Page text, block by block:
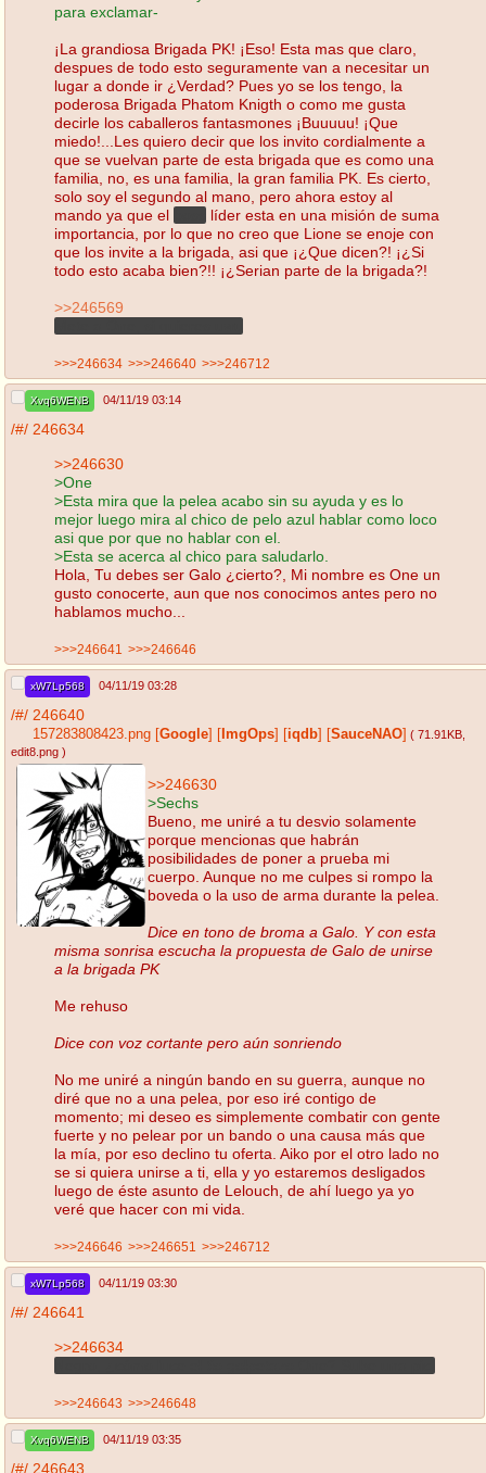
para exclamar-
¡La grandiosa Brigada PK! ¡Eso! Esta mas que claro,
despues de todo esto seguramente van a necesitar un
lugar a donde ir ¿Verdad? Pues yo se los tengo, la
poderosa Brigada Phatom Knigth o como me gusta
decirle los caballeros fantasmones ¡Buuuuu! ¡Que
miedo!...Les quiero decir que los invito cordialmente a
que se vuelvan parte de esta brigada que es como una
familia, no, es una familia, la gran familia PK. Es cierto,
solo soy el segundo al mano, pero ahora estoy al
mando ya que el
líder esta en una misión de suma
importancia, por lo que no creo que Lione se enoje con
que los invite a la brigada, asi que ¡¿Que dicen?! ¡¿Si
todo esto acaba bien?!! ¡¿Serian parte de la brigada?!
>>246569
>>>246634 >>>246640 >>>246712
Xvq6WENB 04/11/19 03:14
/#/ 246634
>>246630
>One
>Esta mira que la pelea acabo sin su ayuda y es lo
mejor luego mira al chico de pelo azul hablar como loco
asi que por que no hablar con el.
>Esta se acerca al chico para saludarlo.
Hola, Tu debes ser Galo ¿cierto?, Mi nombre es One un
gusto conocerte, aun que nos conocimos antes pero no
hablamos mucho...
>>>246641 >>>246646
xW7Lp568 04/11/19 03:28
/#/ 246640
157283808423.png Google ImgOps iqdb SauceNAO ( 71.91KB
edit8.png )
>>246630
>Sechs
Bueno, me uniré a tu desvio solamente
porque mencionas que habrán
posibilidades de poner a prueba mi
cuerpo. Aunque no me culpes si rompo la
boveda o la uso de arma durante la pelea.
Dice en tono de broma a Galo. Y con esta
misma sonrisa escucha la propuesta de Galo de unirse
a la brigada PK
Me rehuso
Dice con voz cortante pero aún sonriendo
No me uniré a ningún bando en su guerra, aunque no
diré que no a una pelea, por eso iré contigo de
momento; mi deseo es simplemente combatir con gente
fuerte y no pelear por un bando o una causa más que
la mía, por eso declino tu oferta. Aiko por el otro lado no
se si quiera unirse a ti, ella y yo estaremos desligados
luego de éste asunto de Lelouch, de ahí luego ya yo
veré que hacer con mi vida.
>>>246646 >>>246651 >>>246712
xW7Lp568 04/11/19 03:30
/#/ 246641
>>246634
>>>246643 >>>246648
Xvq6WENB 04/11/19 03:35
/#/ 246643